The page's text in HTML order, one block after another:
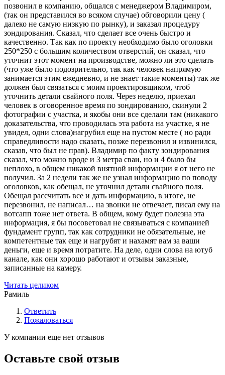
позвонил в компанию, общался с менеджером Владимиром,
(так он представился во всяком случае) обговорили цену (
далеко не самую низкую по рынку), и заказал процедуру
зондирования. Сказал, что сделает все очень быстро и
качественно. Так как по проекту необходимо было оголовки
250*250 с большим количеством отверстий, он сказал, что
уточнит этот момент на производстве, можно ли это сделать
(что уже было подозрительно, так как человек напрямую
занимается этим ежедневно, и не знает такие моменты) так же
должен был связаться с моим проектировщиком, чтоб
уточнить детали свайного поля. Через неделю, приехал
человек в оговоренное время по зондированию, скинули 2
фотографии с участка, и якобы они все сделали там (никакого
доказательства, что проводилась эта работа на участке, я не
увидел, одни слова)нагрубил еще на пустом месте ( но ради
справедливости надо сказать, позже перезвонил и извинился,
сказав, что был не прав). Владимир по факту зондирования
сказал, что можно вроде и 3 метра сваи, но и 4 было бы
неплохо, в общем никакой внятной информации я от него не
получил. За 2 недели так же не узнал информацию по поводу
оголовков, как обещал, не уточнил детали свайного поля.
Обещал рассчитать все и дать информацию, в итоге, не
перезвонил, не написал… на звонки не отвечает, писал ему на
вотсапп тоже нет ответа. В общем, кому будет полезна эта
информация, я бы посоветовал не связываться с компанией
фундамент групп, так как сотрудники не обязательные, не
компетентные так еще и нагрубят и нахамят вам за ваши
деньги, еще и время потратите. На деле, одни слова на ютуб
канале, как они хорошо работают и отзывы заказные,
записанные на камеру.
Читать целиком
Рамиль
Ответить
Пожаловаться
У компании еще нет отзывов
Оставьте свой отзыв